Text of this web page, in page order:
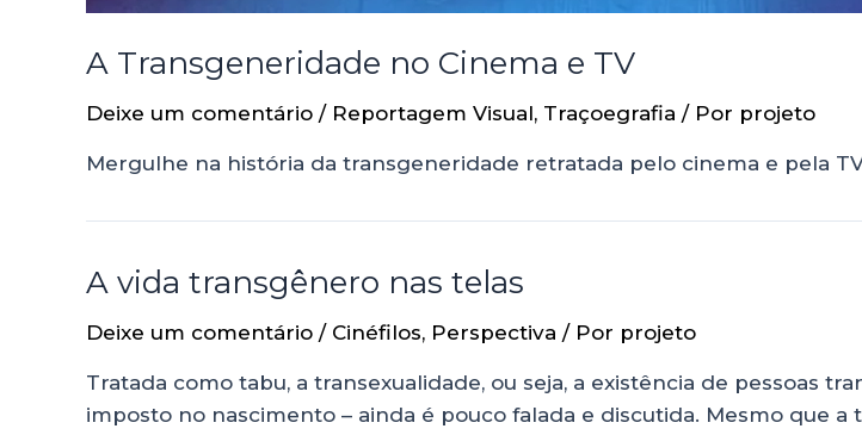
A Transgeneridade no Cinema e TV
Deixe um comentário / Reportagem Visual, Traçoegrafia / Por projeto
Mergulhe na história da transgeneridade retratada pelo cinema e pela
A vida transgênero nas telas
Deixe um comentário / Cinéfilos, Perspectiva / Por projeto
Tratada como tabu, a transexualidade, ou seja, a existência de pessoas
imposto no nascimento – ainda é pouco falada e discutida. Mesmo que